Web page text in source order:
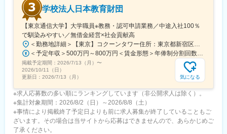
学校法人日本教育財団
【東京通信大学】大学職員※教務・認可申請業務／中途入社100％
で馴染みやすい／無借金経営×社会貢献高
＜勤務地詳細＞【東京】コクーンタワー住所：東京都新宿区西新宿1-7-3 コクーンタワー勤務地最寄駅：JR中央線／新宿駅受動喫煙対策：屋内全面禁煙変更の範囲：会社の定める事業所
＜予定年収＞500万円～800万円＜賃金形態＞年俸制分割回数14回＜賃金内訳＞年額（基本給）：4,090,000円～6,550,000円固定残業手当/月：64,286円～102,858円（固定残業時間26時間40分/月）超過した時間外労働の残業手当は追加支給＜月額＞356,428円～570,715円（14分割）（一律手当を含む）＜昇給有無＞有＜残業手当＞有＜給与補足＞■前職の給与・業務内容などを参考のうえ決定。賃金はあくまでも目安の金額であり、選考を通じて上下する可能性があります。月給(月額)は固定手当を含めた表記です。
掲載予定期間： 2026/7/13（月） 〜
2026/10/11（日）
更新日： 2026/7/13（月） 気になる
※求人応募数の多い順にランキングしています（非公開求人は除く）。
※集計対象期間：2026/8/2（日）～2026/8/8（土）
※事情により掲載終了予定日よりも前に求人募集が終了していることもご
ざいます。その場合は当サイトから応募はできませんので、あらかじめご
了承ください。